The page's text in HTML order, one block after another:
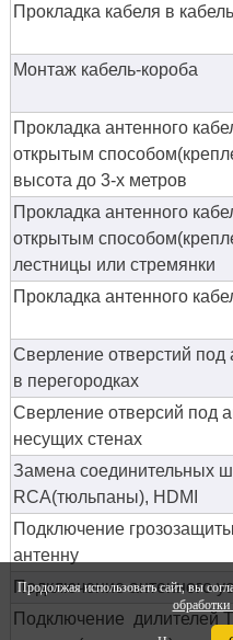
Продолжая использовать сайт, вы
Прокладка кабеля в
Монтаж кабель-короба
Прокладка антенного
открытым
высота до 3-х метров
Прокладка антенного
открытым
лестницы или стремянки
Прокладка антенного
Сверление отверстий под
в перегородках
Сверление отверсий под
несущих стенах
Замена соединительных
RCA(тюльпаны), HDMI
Подключение
антенну
Подключение антенного
Подключение дилителей